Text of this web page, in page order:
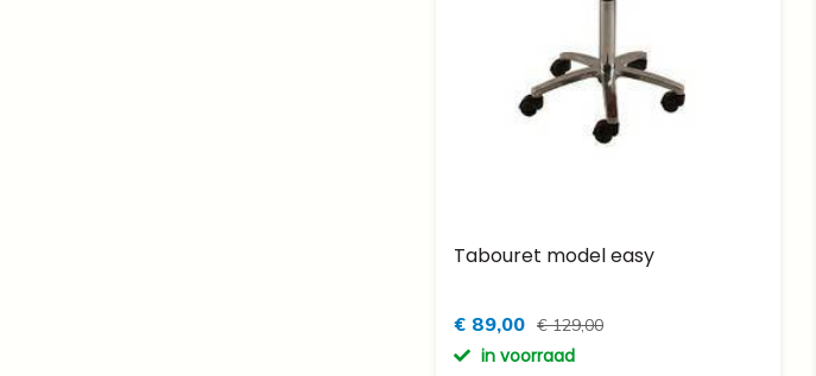
Tabouret model easy
€ 89,00 € 129,00
in voorraad